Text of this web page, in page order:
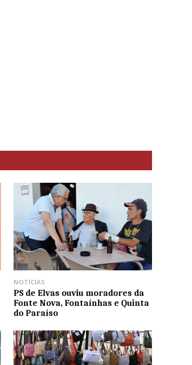
NOTÍCIAS
PS de Elvas ouviu moradores da
Fonte Nova, Fontaínhas e Quinta
do Paraíso